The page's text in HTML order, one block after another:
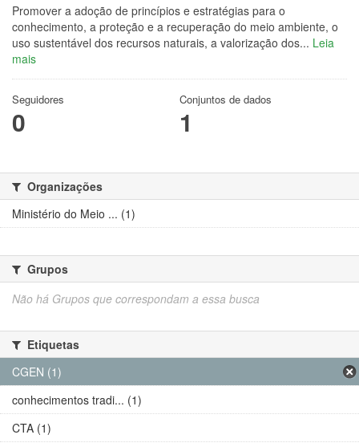
Promover a adoção de princípios e estratégias para o
conhecimento, a proteção e a recuperação do meio ambiente, o
uso sustentável dos recursos naturais, a valorização dos... Leia
mais
Seguidores
0
Conjuntos de dados
1
Organizações
Ministério do Meio ... (1)
Grupos
Não há Grupos que correspondam a essa busca
Etiquetas
CGEN (1)
conhecimentos tradi... (1)
CTA (1)